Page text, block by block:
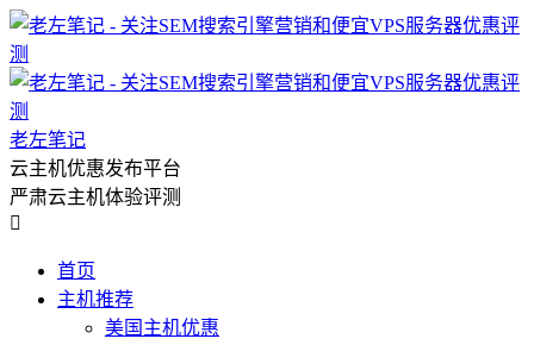
老左笔记
云主机优惠发布平台
严肃云主机体验评测

首页
主机推荐
美国主机优惠